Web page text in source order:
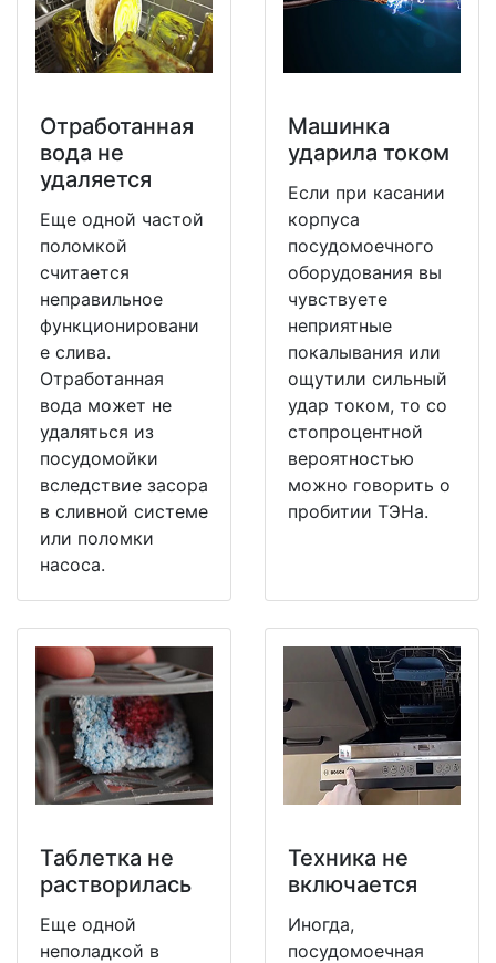
Отработанная
вода не
удаляется
Еще одной частой
поломкой
считается
неправильное
функционировани
е слива.
Отработанная
вода может не
удаляться из
посудомойки
вследствие засора
в сливной системе
или поломки
насоса.
Машинка
ударила током
Если при касании
корпуса
посудомоечного
оборудования вы
чувствуете
неприятные
покалывания или
ощутили сильный
удар током, то со
стопроцентной
вероятностью
можно говорить о
пробитии ТЭНа.
Таблетка не
растворилась
Еще одной
неполадкой в
Техника не
включается
Иногда,
посудомоечная